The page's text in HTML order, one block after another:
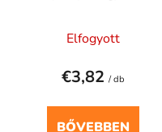
Elfogyott
€3,82 / db
BŐVEBBEN